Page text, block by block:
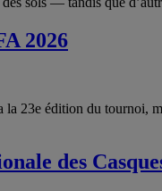
2026
édition du tournoi,
des